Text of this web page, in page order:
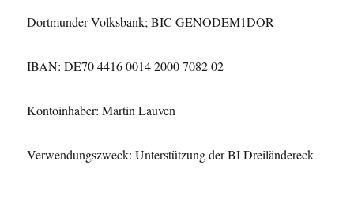
Dortmunder Volksbank; BIC GENODEM1DOR
IBAN: DE70 4416 0014 2000 7082 02
Kontoinhaber: Martin Lauven
Verwendungszweck: Unterstützung der BI Dreiländereck